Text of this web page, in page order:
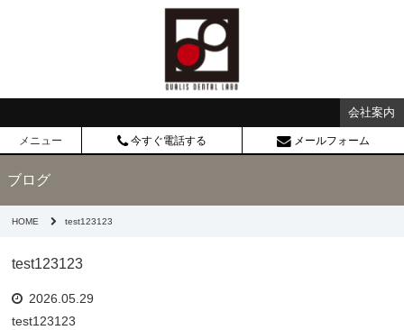
会社案内
メニュー 今すぐ電話する メールフォーム
ブログ
HOME test123123
test123123
2026.05.29
test123123